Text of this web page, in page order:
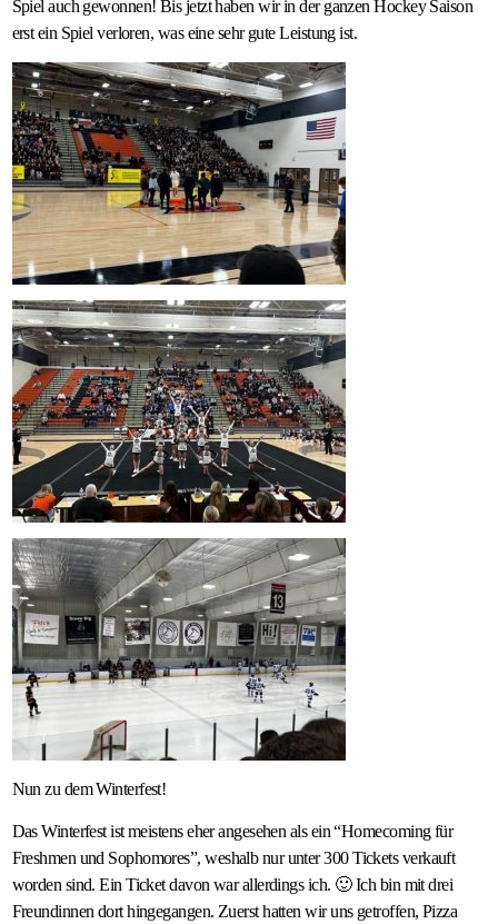
Spiel auch gewonnen! Bis jetzt haben wir in der ganzen Hockey Saison
erst ein Spiel verloren, was eine sehr gute Leistung ist.
Nun zu dem Winterfest!
Das Winterfest ist meistens eher angesehen als ein “Homecoming für
Freshmen und Sophomores”, weshalb nur unter 300 Tickets verkauft
worden sind. Ein Ticket davon war allerdings ich. 🙂 Ich bin mit drei
Freundinnen dort hingegangen. Zuerst hatten wir uns getroffen, Pizza